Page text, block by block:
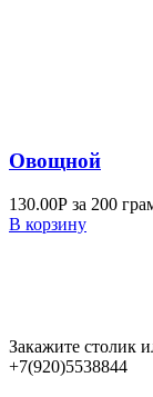
Овощной
130.00Р за 200
В корзину
Закажите столик
+7(920)5538844